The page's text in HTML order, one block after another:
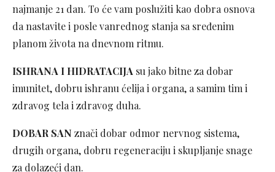
najmanje 21 dan. To će vam poslužiti kao dobra osnova
da nastavite i posle vanrednog stanja sa sređenim
planom života na dnevnom ritmu.
ISHRANA I HIDRATACIJA su jako bitne za dobar
imunitet, dobru ishranu ćelija i organa, a samim tim i
zdravog tela i zdravog duha.
DOBAR SAN znači dobar odmor nervnog sistema,
drugih organa, dobru regeneraciju i skupljanje snage
za dolazeći dan.